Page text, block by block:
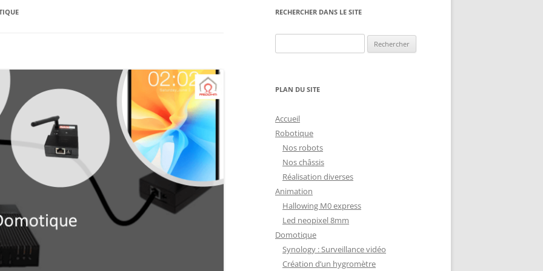
AUTOMATE CROUZET
MATÉRIEL POLOLU
RECONNAISSANCE VOCALE
ROGUE ROBOTICS LECTURE MP3
CARTE SON
ECRAN ( 4DSYSTEMS / NEXTION ) ECRAN 4DSYSTEMS
ECRAN NEXTION
FONCTIONNEMENT D’UN BOUTON
POUSSOIR
DRIVER MOTEUR PAS À PAS
SERVO XM430-W350
LE LANGAGE POUR PROCESSING
ARDUINO : PROGRAMMER AVEC
NOS RÉALISATIONS EN 3D
IMPRESSION 3D DU NET
L’HABITAT
RECHERCHER DANS LE SITE
PLAN DU SITE
Accueil
Robotique
Nos robots
Nos châssis
Réalisation diverses
Animation
Hallowing M0 express
Led neopixel 8mm
Domotique
Synology : Surveillance vidéo
Création d’un hygromètre